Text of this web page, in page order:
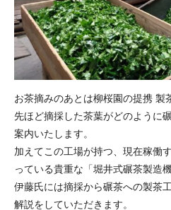
お茶摘みのあとは柳桜園の提携 製
先ほど摘採した茶葉がどのように
案内いたします。
加えてこの工場が持つ、現在稼働
っている貴重な「堀井式碾茶製造
伊藤氏には摘採から碾茶への製茶
解説をしていただきます。